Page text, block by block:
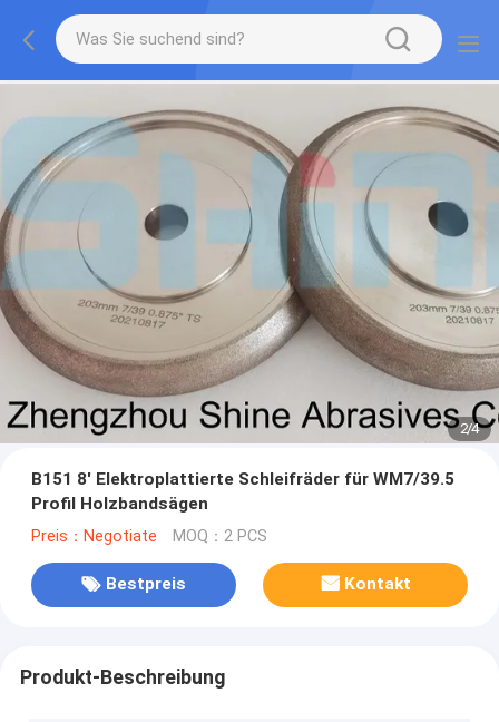
2/4
B151 8' Elektroplattierte Schleifräder für WM7/39.5
Profil Holzbandsägen
Preis：Negotiate MOQ：2 PCS
Bestpreis Kontakt
Produkt-Beschreibung